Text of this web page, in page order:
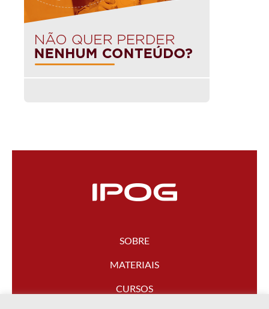
SOBRE
MATERIAIS
CURSOS